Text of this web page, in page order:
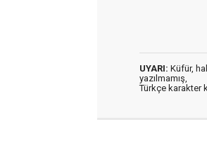
UYARI: Küfür,
yazılmamış,
Türkçe karakter